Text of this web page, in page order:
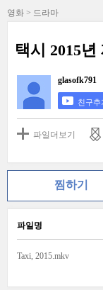
영화 > 드라마
택시 2015년
glasofk791
친구추
파일더보기
찜하기
파일명
Taxi, 2015.mkv